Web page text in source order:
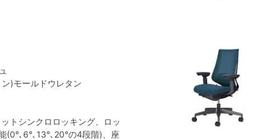
)モールドウレタン
トシンクロロッキング、ロッ
(0°､6°､13°､20°の4段階)、座